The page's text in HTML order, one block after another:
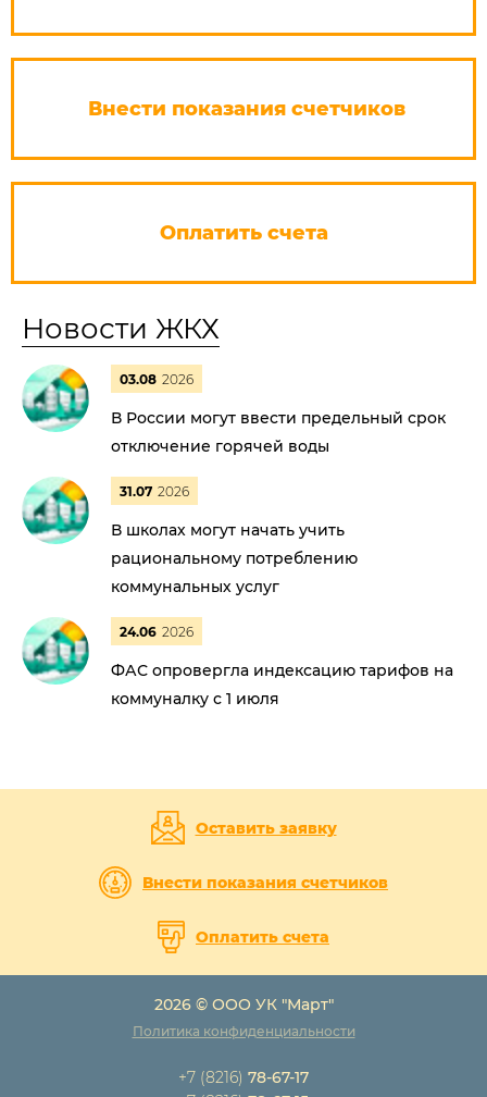
Внести показания счетчиков
Оплатить счета
Новости ЖКХ
03.08 2026
В России могут ввести предельный срок
отключение горячей воды
31.07 2026
В школах могут начать учить
рациональному потреблению
коммунальных услуг
24.06 2026
ФАС опровергла индексацию тарифов на
коммуналку с 1 июля
Оставить заявку
Внести показания счетчиков
Оплатить счета
2026 © ООО УК "Март"
Политика конфиденциальности
+7 (8216) 78-67-17